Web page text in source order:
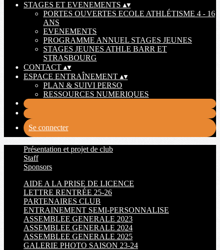
STAGES ET EVENEMENTS ▴▾
PORTES OUVERTES ECOLE ATHLÉTISME 4 - 16
ANS
EVENEMENTS
PROGRAMME ANNUEL STAGES JEUNES
STAGES JEUNES ATHLE BARR ET
STRASBOURG
CONTACT ▴▾
ESPACE ENTRAÎNEMENT ▴▾
PLAN & SUIVI PERSO
RESSOURCES NUMERIQUES
Se connecter
Présentation et projet de club
Staff
Sponsors
AIDE A LA PRISE DE LICENCE
LETTRE RENTRÉE 25-26
PARTENAIRES CLUB
ENTRAINEMENT SEMI-PERSONNALISE
ASSEMBLEE GENERALE 2023
ASSEMBLEE GENERALE 2024
ASSEMBLEE GENERALE 2025
GALERIE PHOTO SAISON 23-24